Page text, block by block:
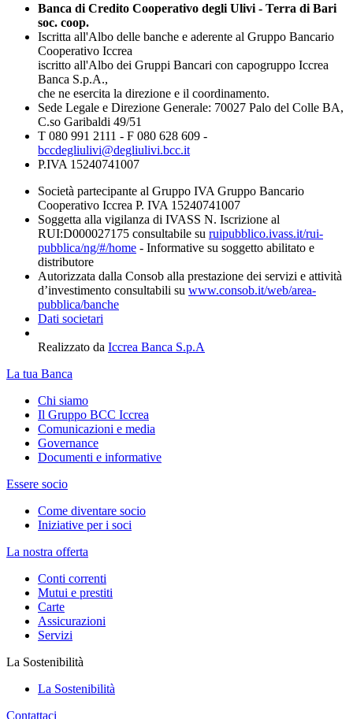
Banca di Credito Cooperativo degli Ulivi - Terra di Bari
soc. coop.
Iscritta all'Albo delle banche e aderente al Gruppo Bancario
Cooperativo Iccrea
iscritto all'Albo dei Gruppi Bancari con capogruppo Iccrea
Banca S.p.A.,
che ne esercita la direzione e il coordinamento.
Sede Legale e Direzione Generale: 70027 Palo del Colle BA,
C.so Garibaldi 49/51
T 080 991 2111 - F 080 628 609 -
bccdegliulivi@degliulivi.bcc.it
P.IVA 15240741007
Società partecipante al Gruppo IVA Gruppo Bancario
Cooperativo Iccrea P. IVA 15240741007
Soggetta alla vigilanza di IVASS N. Iscrizione al
RUI:D000027175 consultabile su ruipubblico.ivass.it/rui-
pubblica/ng/#/home - Informative su soggetto abilitato e
distributore
Autorizzata dalla Consob alla prestazione dei servizi e attività
d’investimento consultabili su www.consob.it/web/area-
pubblica/banche
Dati societari
Realizzato da Iccrea Banca S.p.A
La tua Banca
Chi siamo
Il Gruppo BCC Iccrea
Comunicazioni e media
Governance
Documenti e informative
Essere socio
Come diventare socio
Iniziative per i soci
La nostra offerta
Conti correnti
Mutui e prestiti
Carte
Assicurazioni
Servizi
La Sostenibilità
La Sostenibilità
Contattaci